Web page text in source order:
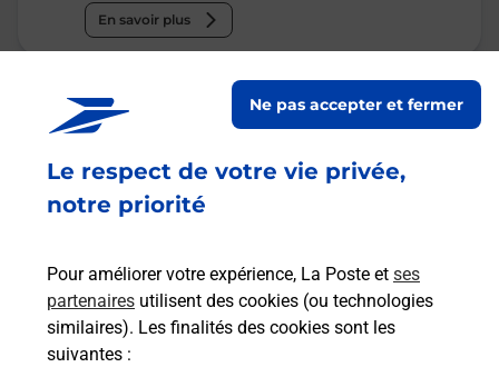
Le respect de votre vie privée,
notre priorité
Pour améliorer votre expérience, La Poste et ses
partenaires utilisent des cookies (ou technologies
similaires). Les finalités des cookies sont les
suivantes :
Ne pas accepter et fermer
En savoir plus
Malin !
La Poste
en ligne
En savoir plus